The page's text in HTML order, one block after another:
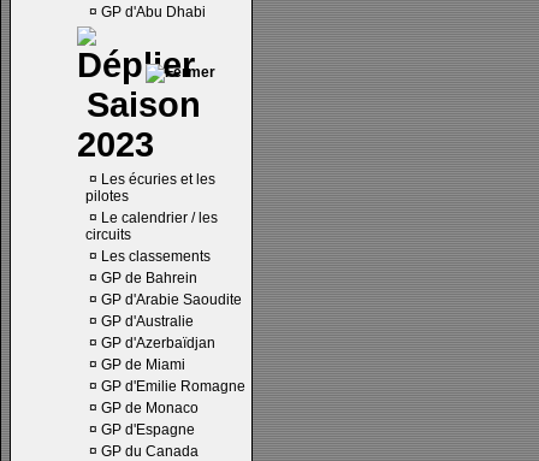
¤ GP d'Abu Dhabi
Saison
2023
¤ Les écuries et les
pilotes
¤ Le calendrier / les
circuits
¤ Les classements
¤ GP de Bahrein
¤ GP d'Arabie Saoudite
¤ GP d'Australie
¤ GP d'Azerbaïdjan
¤ GP de Miami
¤ GP d'Emilie Romagne
¤ GP de Monaco
¤ GP d'Espagne
¤ GP du Canada